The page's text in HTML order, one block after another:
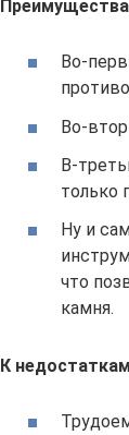
Во-
Во-
В-
только
Ну и
что
камня.
К